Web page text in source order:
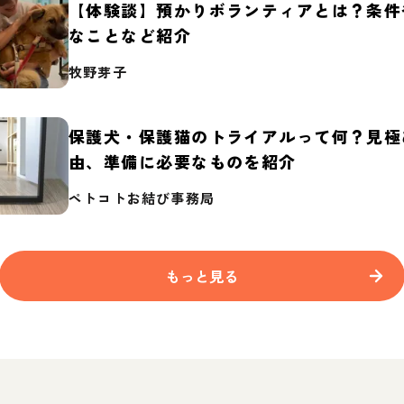
【体験談】預かりボランティアとは？条
なことなど紹介
牧野芽子
保護犬・保護猫のトライアルって何？見
由、準備に必要なものを紹介
ペトコトお結び事務局
もっと見る